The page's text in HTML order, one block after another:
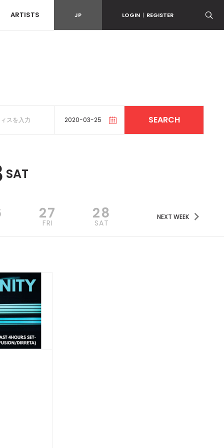
ARTISTS JP LOGIN | REGISTER
SAT
27
FRI
28
SAT
NEXT WEEK